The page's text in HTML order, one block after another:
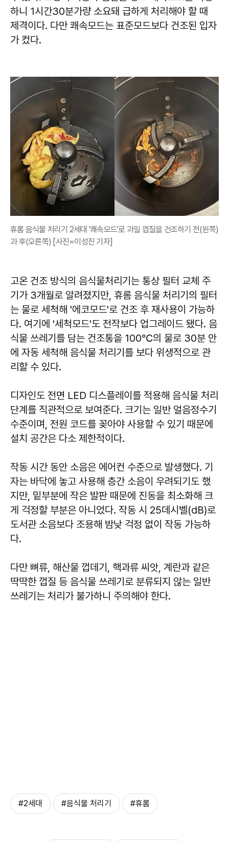
하니 1시간30분가량 소요돼 급하게 처리해야 할 때
제격이다. 다만 쾌속모드는 표준모드보다 건조된 입자
가 컸다.
휴롬 음식물 처리기 2세대 '쾌속모드'로 과일 껍질을 건조하기 전(왼쪽)
과 후(오른쪽) [사진=이성진 기자]
고온 건조 방식의 음식물처리기는 통상 필터 교체 주
기가 3개월로 알려졌지만, 휴롬 음식물 처리기의 필터
는 물로 세척해 '에코모드'로 건조 후 재사용이 가능하
다. 여기에 '세척모드'도 전작보다 업그레이드 됐다. 음
식물 쓰레기를 담는 건조통을 100℃의 물로 30분 안
에 자동 세척해 음식물 처리기를 보다 위생적으로 관
리할 수 있다.
디자인도 전면 LED 디스플레이를 적용해 음식물 처리
단계를 직관적으로 보여준다. 크기는 일반 얼음정수기
수준이며, 전원 코드를 꽂아야 사용할 수 있기 때문에
설치 공간은 다소 제한적이다.
작동 시간 동안 소음은 에어컨 수준으로 발생했다. 기
자는 바닥에 놓고 사용해 층간 소음이 우려되기도 했
지만, 밑부분에 작은 발판 때문에 진동을 최소화해 크
게 걱정할 부분은 아니었다. 작동 시 25데시벨(dB)로
도서관 소음보다 조용해 밤낮 걱정 없이 작동 가능하
다.
다만 뼈류, 해산물 껍데기, 핵과류 씨앗, 계란과 같은
딱딱한 껍질 등 음식물 쓰레기로 분류되지 않는 일반
쓰레기는 처리가 불가하니 주의해야 한다.
#2세대 #음식물 처리기 #휴롬